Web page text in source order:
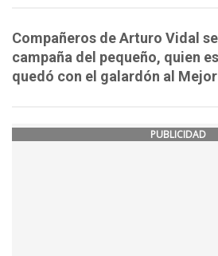
Compañeros de Arturo Vidal
campaña del pequeño, quien
quedó con el galardón al Mejor
PUBLICIDAD